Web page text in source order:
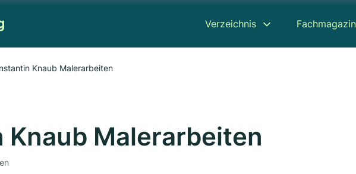
Verzeichnis Fachmagazin
Knaub Malerarbeiten
Knaub Malerarbeiten